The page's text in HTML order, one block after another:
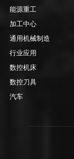
能源重工
加工中心
通用机械制造
行业应用
数控机床
数控刀具
汽车